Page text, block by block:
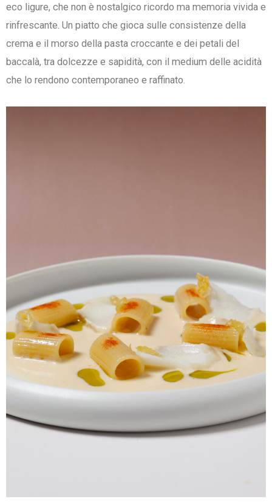
eco ligure, che non è nostalgico ricordo ma memoria vivida e
rinfrescante. Un piatto che gioca sulle consistenze della
crema e il morso della pasta croccante e dei petali del
baccalà, tra dolcezze e sapidità, con il medium delle acidità
che lo rendono contemporaneo e raffinato.